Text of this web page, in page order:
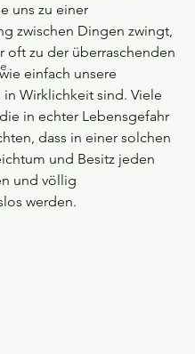
uns zu einer
zwischen Dingen zwingt,
oft zu der überraschenden
einfach unsere
in Wirklichkeit sind. Viele
in echter Lebensgefahr
dass in einer solchen
und Besitz jeden
und völlig
werden.